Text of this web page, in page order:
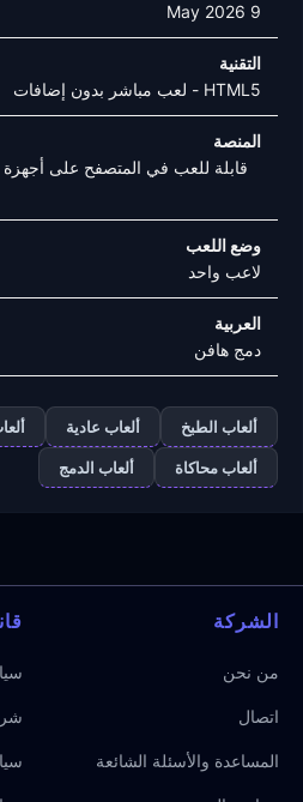
9 May 2026
التقنية
HTML5 - لعب مباشر بدون إضافات
المنصة
قابلة للعب في المتصفح على أجهزة
وضع اللعب
لاعب واحد
العربية
دمج هافن
ألعاب الطبخ ألعاب عادية
ألعاب محاكاة ألعاب الدمج
الشركة
من نحن
اتصال
المساعدة والأسئلة الشائعة